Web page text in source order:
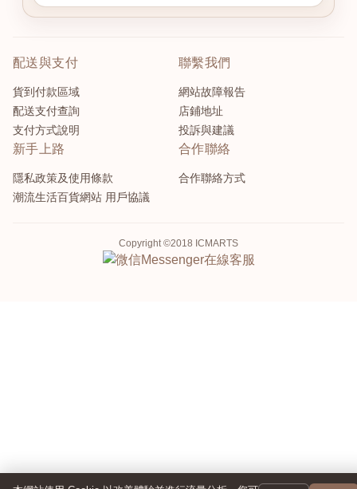
配送與支付
貨到付款區域
配送支付查詢
支付方式說明
聯繫我們
網站故障報告
店鋪地址
投訴與建議
新手上路
隱私政策及使用條款
潮流生活百貨網站 用戶協議
合作聯絡
合作聯絡方式
Copyright ©2018 ICMARTS
Messenger在線客服